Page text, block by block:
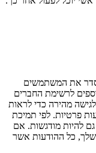
את המשתמשים
לרשימת החברים
מהירה כדי לראות
פרטיות. לפי תמיכת
להיות מודגשות. אם
כל ההודעות אשר